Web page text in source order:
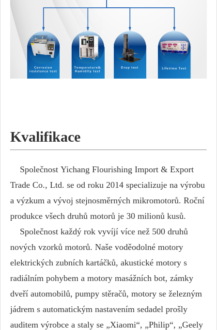
Kvalifikace
Společnost Yichang Flourishing Import & Export
Trade Co., Ltd. se od roku 2014 specializuje na výrobu
a výzkum a vývoj stejnosměrných mikromotorů. Roční
produkce všech druhů motorů je 30 milionů kusů.
Společnost každý rok vyvíjí více než 500 druhů
nových vzorků motorů. Naše voděodolné motory
elektrických zubních kartáčků, akustické motory s
radiálním pohybem a motory masážních bot, zámky
dveří automobilů, pumpy stěračů, motory se železným
jádrem s automatickým nastavením sedadel prošly
auditem výrobce a staly se „Xiaomi“, „Philip“, „Geely